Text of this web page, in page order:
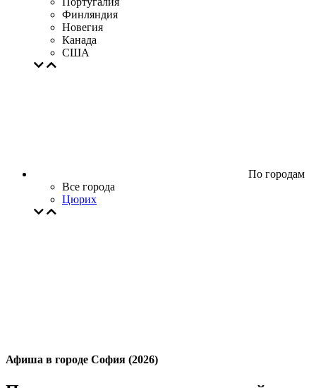
Финляндия
Новегия
Канада
США
По городам
Все города
Цюрих
Афиша в городе София (2026)